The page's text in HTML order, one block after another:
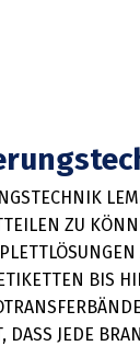
ZU
BIS
DASS JEDE